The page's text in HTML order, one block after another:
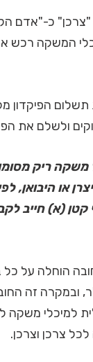
"צרכן" כ-
המשקה רכש
ולשלם את
משקה ריק
או היבואן,
(א) חייב
הוחלה על
רצפתו קטן מ-28
למיכלי